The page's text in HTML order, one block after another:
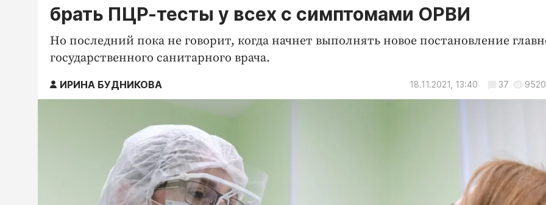
брать ПЦР-тесты у всех с симптомами ОРВИ
Но последний пока не говорит, когда начнет выполнять новое постановление
государственного санитарного врача.
ИРИНА БУДНИКОВА 18.11.2021, 13:40 37 9520